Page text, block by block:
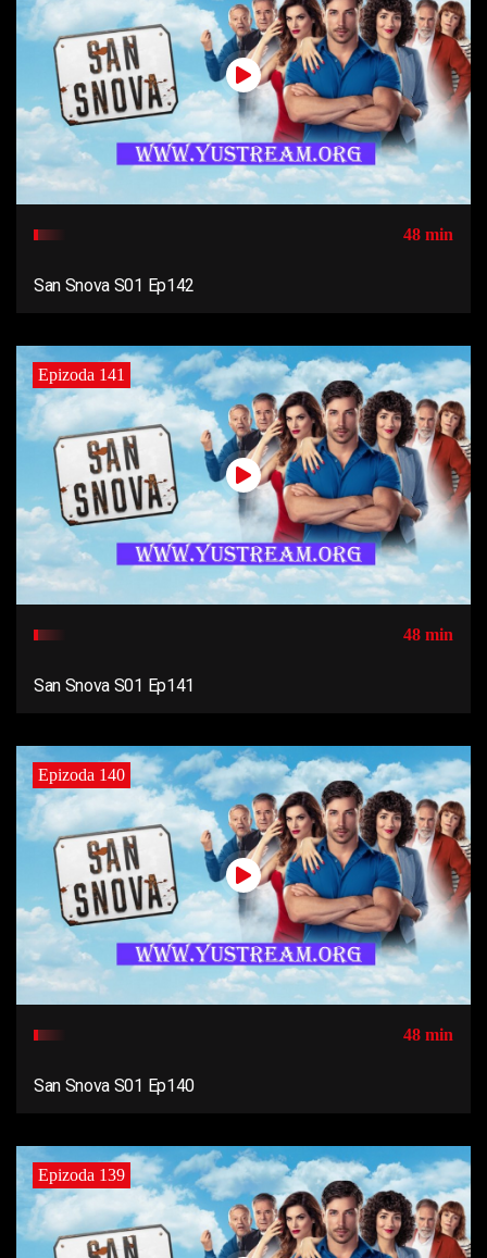
48 min
San Snova S01 Ep142
Epizoda 141
48 min
San Snova S01 Ep141
Epizoda 140
48 min
San Snova S01 Ep140
Epizoda 139